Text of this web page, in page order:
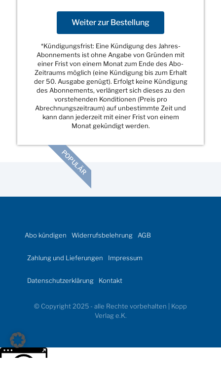
Weiter zur Bestellung
*Kündigungsfrist: Eine Kündigung des Jahres-
Abonnements ist ohne Angabe von Gründen mit
einer Frist von einem Monat zum Ende des Abo-
Zeitraums möglich (eine Kündigung bis zum Erhalt
der 50. Ausgabe genügt). Erfolgt keine Kündigung
des Abonnements, verlängert sich dieses zu den
vorstehenden Konditionen (Preis pro
Abrechnungszeitraum) auf unbestimmte Zeit und
kann dann jederzeit mit einer Frist von einem
Monat gekündigt werden.
POPULÄR
Abo kündigen Widerrufsbelehrung AGB
Zahlung und Lieferungen Impressum
Datenschutzerklärung Kontakt
© Copyright 2025 - alle Rechte vorbehalten | Kopp
Verlag e.K.
Weitere Informationen über den gesperrten Inhalt.